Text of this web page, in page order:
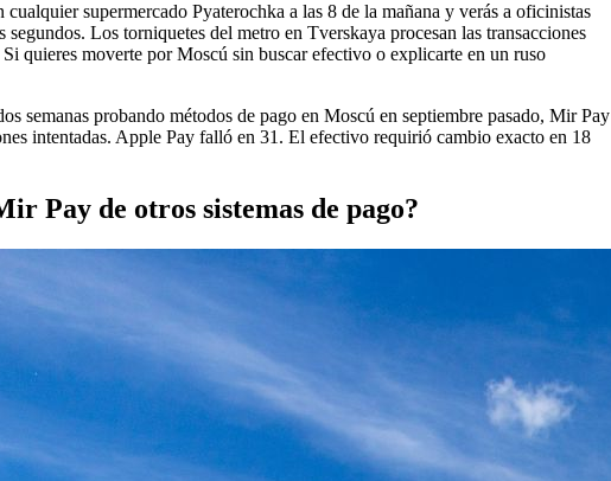
supermercado Pyaterochka a las 8 de la mañana y verás a oficinistas
Los torniquetes del metro en Tverskaya procesan las transacciones
quieres moverte por Moscú sin buscar efectivo o explicarte en un ruso
semanas probando métodos de pago en Moscú en septiembre pasado, Mir Pay
intentadas. Apple Pay falló en 31. El efectivo requirió cambio exacto en 18
Pay de otros sistemas de pago?